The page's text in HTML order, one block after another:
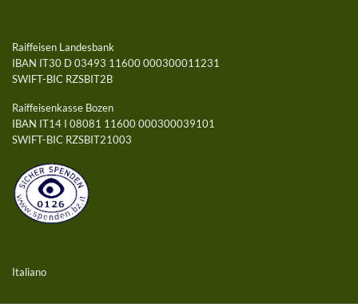
Raiffeisen Landesbank
IBAN IT30 D 03493 11600 000300011231
SWIFT-BIC RZSBIT2B
Raiffeisenkasse Bozen
IBAN IT14 I 08081 11600 000300039101
SWIFT-BIC RZSBIT21003
Italiano